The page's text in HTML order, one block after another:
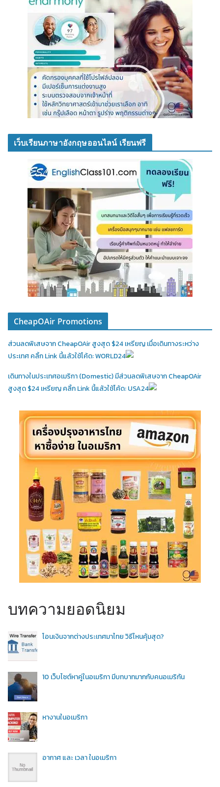
เว็บเรียนภาษาอังกฤษออนไลน์ เรียนฟรี
CheapOAir Promotions
ส่วนลดพิเสษจาก CheapOAir สูงสุด $24 เหรียญ เมื่อเดินทางระหว่าง
ประเทศ คลิ้ก Link นี้แล้วใช้โค้ด: WORLD24
เดินทางในประเทศอเมริกา (Domestic)มีส่วนลดพิเสษจาก CheapOAir
สูงสุด $24 เหรียญ คลิ้ก Link นี้แล้วใช้โค้ด: USA24
บทความยอดนิยม
โอนเงินจากต่างประเทศมาไทย วิธีไหนคุ้มสุด?
10 เว็บไซต์หาคู่ในอเมริกา มีบทบาทมากกับคนอเมริกัน
หางานในอเมริกา
อากาศ และ เวลา ในอเมริกา